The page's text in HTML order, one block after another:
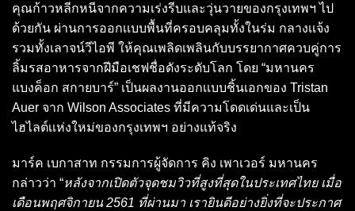
คุณก้าวหลีกหนีจากความเร่งรีบและวุ่นวายของกรุงเทพฯ ไป
ด้วยกัน ผ่านการออกเเบบพื้นที่ครอบคลุมทั้งในร่ม กลางเเจ้ง
รวมทั้งเลาจน์วีไอพี ให้คุณเพลิดเพลินกับบรรยากาศควบคู่การ
ลิ้มรสอาหาร‬จากฝีมือเชฟชื่อดังระดับโลก โดย “มหานคร
แบงค็อก สกายบาร์” เป็นผลงานออกเเบบชิ้นเอกของ Tristan
Auer จาก Wilson Associates ที่มีความโดดเด่นและเป็น
ไฮไลต์เเห่งใหม่ของกรุงเทพฯ อย่างแท้จริง
มาร์ค เบกาสาท กรรมการผู้จัดการ คิง เพาเวอร์ มหานคร
กล่าวว่า “หลังจากเปิดตัวจุดชมวิวที่สูงที่สุดในประเทศไทย เมื่อ
เดือนพฤศจิกายน 2561 ที่ผ่านมา เรายินดีอย่างยิ่งที่จะประกาศ